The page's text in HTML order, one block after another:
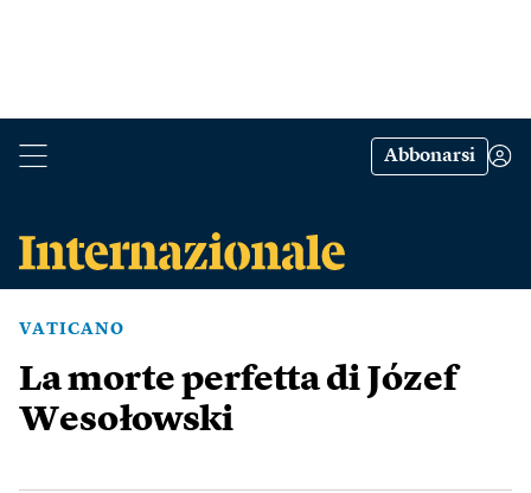
Abbonarsi
VATICANO
La morte perfetta di Józef
Wesołowski